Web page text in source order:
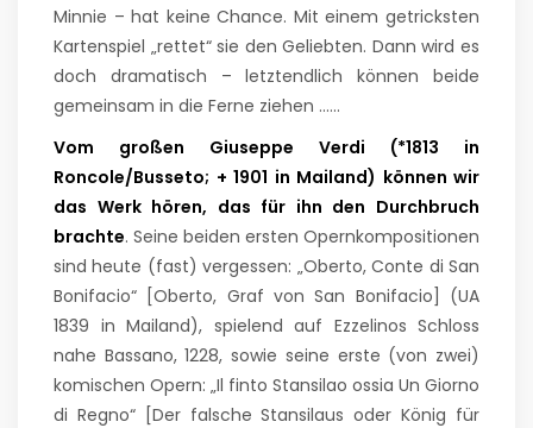
Minnie – hat keine Chance. Mit einem getricksten
Kartenspiel „rettet“ sie den Geliebten. Dann wird es
doch dramatisch – letztendlich können beide
gemeinsam in die Ferne ziehen ……
Vom großen Giuseppe Verdi (*1813 in
Roncole/Busseto; + 1901 in Mailand) können wir
das Werk hören, das für ihn den Durchbruch
brachte. Seine beiden ersten Opernkompositionen
sind heute (fast) vergessen: „Oberto, Conte di San
Bonifacio“ [Oberto, Graf von San Bonifacio] (UA
1839 in Mailand), spielend auf Ezzelinos Schloss
nahe Bassano, 1228, sowie seine erste (von zwei)
komischen Opern: „Il finto Stansilao ossia Un Giorno
di Regno“ [Der falsche Stansilaus oder König für